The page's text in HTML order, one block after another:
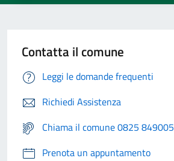
Contatta il comune
Leggi le domande frequenti
Richiedi Assistenza
Chiama il comune 0825 849005
Prenota un appuntamento